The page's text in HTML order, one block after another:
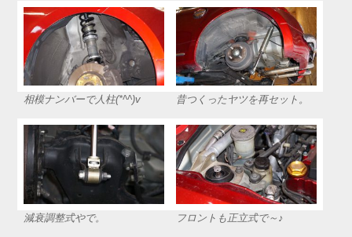
相模ナンバーで人柱(*^^)v 昔つくったヤツを再セット。
減衰調整式やで。 フロントも正立式で～♪